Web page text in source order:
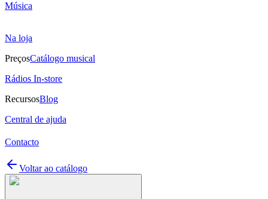
Música
Na loja
PreçosCatálogo musical
Rádios In-store
RecursosBlog
Central de ajuda
Contacto
Voltar ao catálogo